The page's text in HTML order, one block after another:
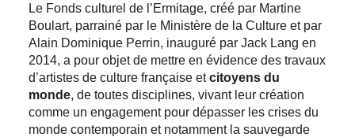
Le Fonds culturel de l’Ermitage, créé par Martine
Boulart, parrainé par le Ministère de la Culture et par
Alain Dominique Perrin, inauguré par Jack Lang en
2014, a pour objet de mettre en évidence des travaux
d’artistes de culture française etcitoyens du
monde, de toutes disciplines, vivant leur création
comme un engagement pour dépasser les crises du
monde contemporain et notamment la sauvegarde